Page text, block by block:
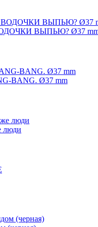
ВОДОЧКИ ВЫПЬЮ? Ø37
BANG. Ø37 mm
люди